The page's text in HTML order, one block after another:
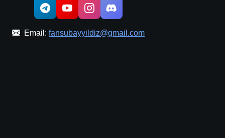
Email: fansubayyildiz@gmail.com